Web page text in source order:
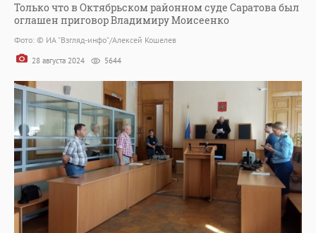
Только что в Октябрьском районном суде Саратова был
оглашен приговор Владимиру Моисеенко
Фото: © ИА "Взгляд-инфо"/Алексей Кошелев
28 августа 2024 5644